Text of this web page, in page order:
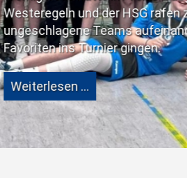
HSG rafen zwei bislang
aufeinander, die als
gingen.